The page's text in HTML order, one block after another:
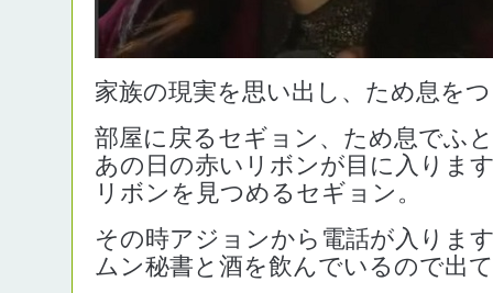
家族の現実を思い出し、ため息を
部屋に戻るセギョン、ため息でふ
あの日の赤いリボンが目に入りま
リボンを見つめるセギョン。
その時アジョンから電話が入りま
ムン秘書と酒を飲んでいるので出